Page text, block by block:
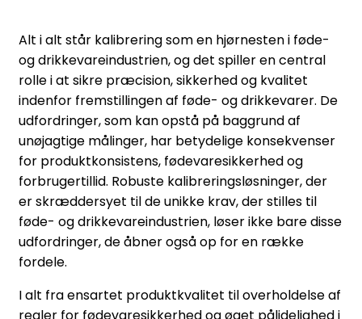
Alt i alt står kalibrering som en hjørnesten i føde-
og drikkevareindustrien, og det spiller en central
rolle i at sikre præcision, sikkerhed og kvalitet
indenfor fremstillingen af føde- og drikkevarer. De
udfordringer, som kan opstå på baggrund af
unøjagtige målinger, har betydelige konsekvenser
for produktkonsistens, fødevaresikkerhed og
forbrugertillid. Robuste kalibreringsløsninger, der
er skræddersyet til de unikke krav, der stilles til
føde- og drikkevareindustrien, løser ikke bare disse
udfordringer, de åbner også op for en række
fordele.
I alt fra ensartet produktkvalitet til overholdelse af